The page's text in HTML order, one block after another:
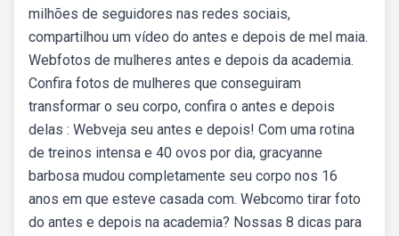
milhões de seguidores nas redes sociais,
compartilhou um vídeo do antes e depois de mel maia.
Webfotos de mulheres antes e depois da academia.
Confira fotos de mulheres que conseguiram
transformar o seu corpo, confira o antes e depois
delas : Webveja seu antes e depois! Com uma rotina
de treinos intensa e 40 ovos por dia, gracyanne
barbosa mudou completamente seu corpo nos 16
anos em que esteve casada com. Webcomo tirar foto
do antes e depois na academia? Nossas 8 dicas para